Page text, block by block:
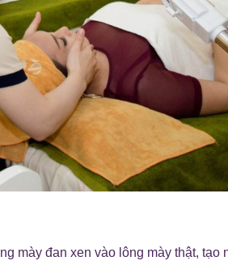
mày đan xen vào lông mày thật, tạo